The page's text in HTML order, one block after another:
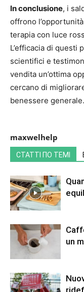
In conclusione, i
offrono
terapia con luce
L’efficacia di questi
scientifici e
vendita un’ottima
cercano di
benessere generale.
maxwelhelp
СТАТТІ ПО ТЕМІ
un